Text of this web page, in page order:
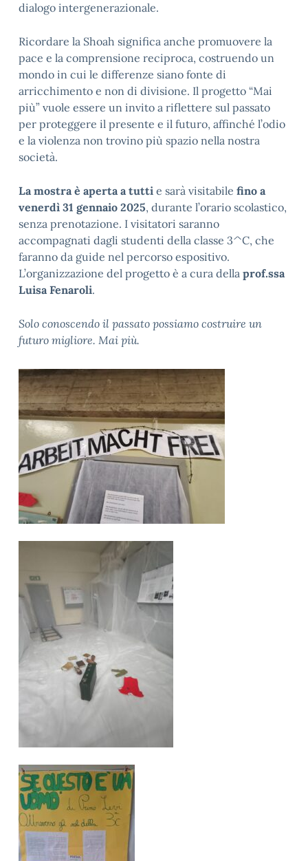
dialogo intergenerazionale.
Ricordare la Shoah significa anche promuovere la
pace e la comprensione reciproca, costruendo un
mondo in cui le differenze siano fonte di
arricchimento e non di divisione. Il progetto “Mai
più” vuole essere un invito a riflettere sul passato
per proteggere il presente e il futuro, affinché l’odio
e la violenza non trovino più spazio nella nostra
società.
La mostra è aperta a tutti e sarà visitabile fino a
venerdì 31 gennaio 2025, durante l’orario scolastico,
senza prenotazione. I visitatori saranno
accompagnati dagli studenti della classe 3^C, che
faranno da guide nel percorso espositivo.
L’organizzazione del progetto è a cura della prof.ssa
Luisa Fenaroli.
Solo conoscendo il passato possiamo costruire un
futuro migliore. Mai più.